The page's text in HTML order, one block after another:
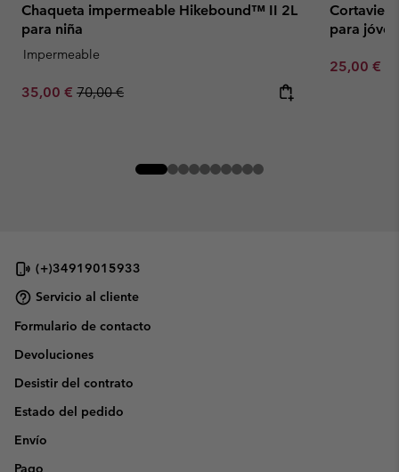
Chaqueta impermeable Hikebound™ II 2L
para niña
Impermeable
Sale price:
35,00 € Regular price:
70,00 €
para
Minimum
25,00 €
(+)34919015933
Servicio al cliente
Formulario de contacto
Devoluciones
Desistir del contrato
Estado del pedido
Envío
Pago